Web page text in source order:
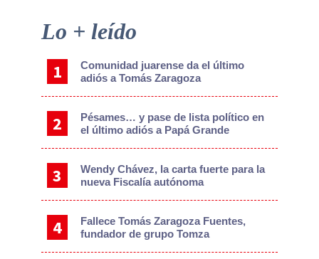
Primary
Lo + leído
Comunidad juarense da el último
adiós a Tomás Zaragoza
Pésames… y pase de lista político en
el último adiós a Papá Grande
Wendy Chávez, la carta fuerte para la
nueva Fiscalía autónoma
Fallece Tomás Zaragoza Fuentes,
fundador de grupo Tomza